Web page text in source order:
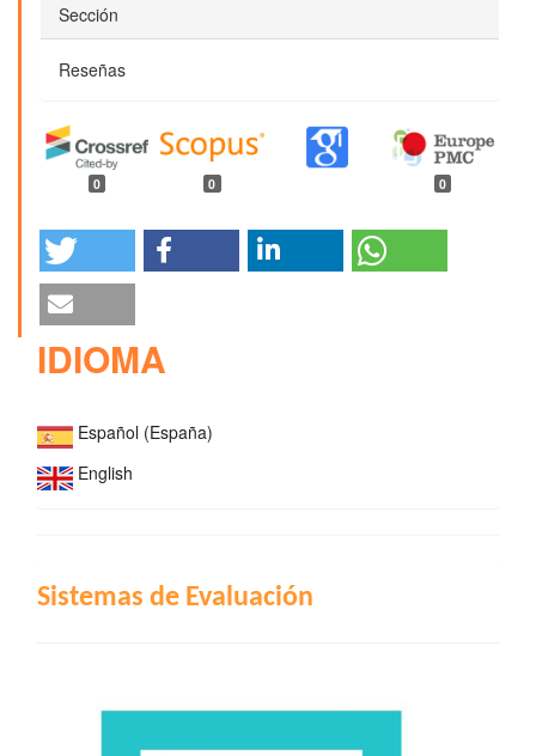
Sección
Reseñas
0 0 0
IDIOMA
Español (España)
English
INDIZACIÓN
Sistemas de Evaluación